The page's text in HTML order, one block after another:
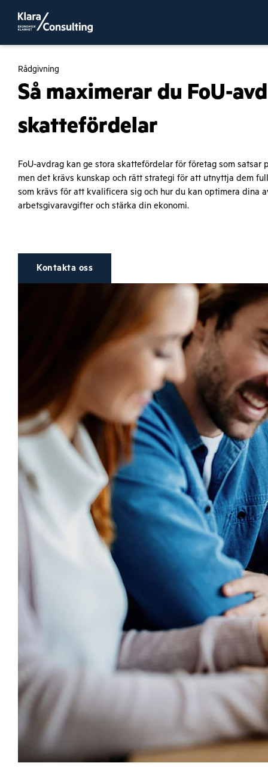
Rådgivning
Så maximerar du FoU-
skattefördelar
FoU-avdrag kan ge stora skattefördelar för företag som satsar
men det krävs kunskap och rätt strategi för att utnyttja dem
som krävs för att kvalificera sig och hur du kan optimera dina
arbetsgivaravgifter och stärka din ekonomi.
Kontakta oss